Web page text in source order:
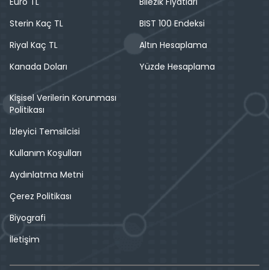
Sterin Kaç TL
Riyal Kaç TL
Kanada Doları
BIST 100 Endeksi
Altın Hesaplama
Yüzde Hesaplama
Kişisel Verilerin Korunması
Politikası
İzleyici Temsilcisi
Kullanım Koşulları
Aydınlatma Metni
Çerez Politikası
Biyografi
İletişim